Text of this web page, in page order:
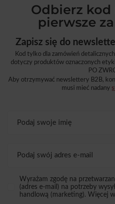
Odbierz kod
pierwsze
Zapisz się do
Kod tylko dla zamówień
dotyczy produktów oznaczonych
PO
Aby otrzymywać newslettery B2B,
musi mieć nadany
Podaj swoje imię
Podaj swój adres e-mail
Wyrażam zgodę na
(adres e-mail) na potrzeby
handlową (marketing). Więcej w